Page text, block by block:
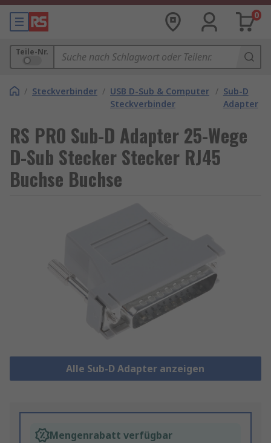
0
Teile-Nr.
/ Steckverbinder / USB D-Sub & Computer
Steckverbinder
/ Sub-D
Adapter
RS PRO Sub-D Adapter 25-Wege
D-Sub Stecker Stecker RJ45
Buchse Buchse
Alle Sub-D Adapter anzeigen
Mengenrabatt verfügbar